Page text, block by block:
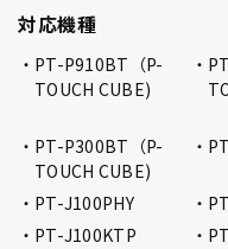
対応機種
PT-P910BT（P-
TOUCH CUBE)
PT-P300BT（P-
TOUCH CUBE)
PT-J100PHY
PT-J100KTP